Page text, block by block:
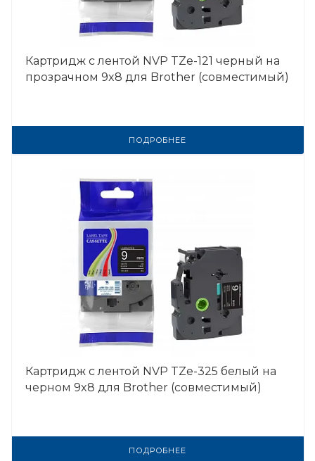
Картридж с лентой NVP TZe-121 черный на
прозрачном 9x8 для Brother (совместимый)
ПОДРОБНЕЕ
Картридж с лентой NVP TZe-325 белый на
черном 9x8 для Brother (совместимый)
ПОДРОБНЕЕ